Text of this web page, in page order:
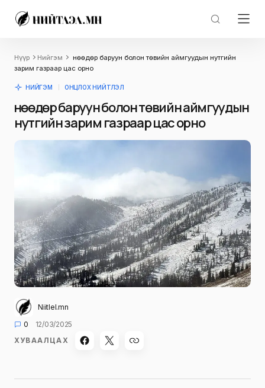
Нүүр Нийгэм
Өнөөдөр баруун болон төвийн аймгуудын нутгийн
зарим газраар цас орно
НИЙГЭМ ОНЦЛОХ НИЙТЛЭЛ
Өнөөдөр баруун болон төвийн аймгуудын
нутгийн зарим газраар цас орно
Niitlel.mn
0
12/03/2025
ХУВААЛЦАХ